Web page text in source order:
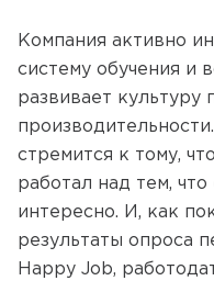
Компания активно
систему обучения и
развивает культуру
стремится к тому,
работал над тем,
интересно. И, как
результаты опроса
Happy Job,